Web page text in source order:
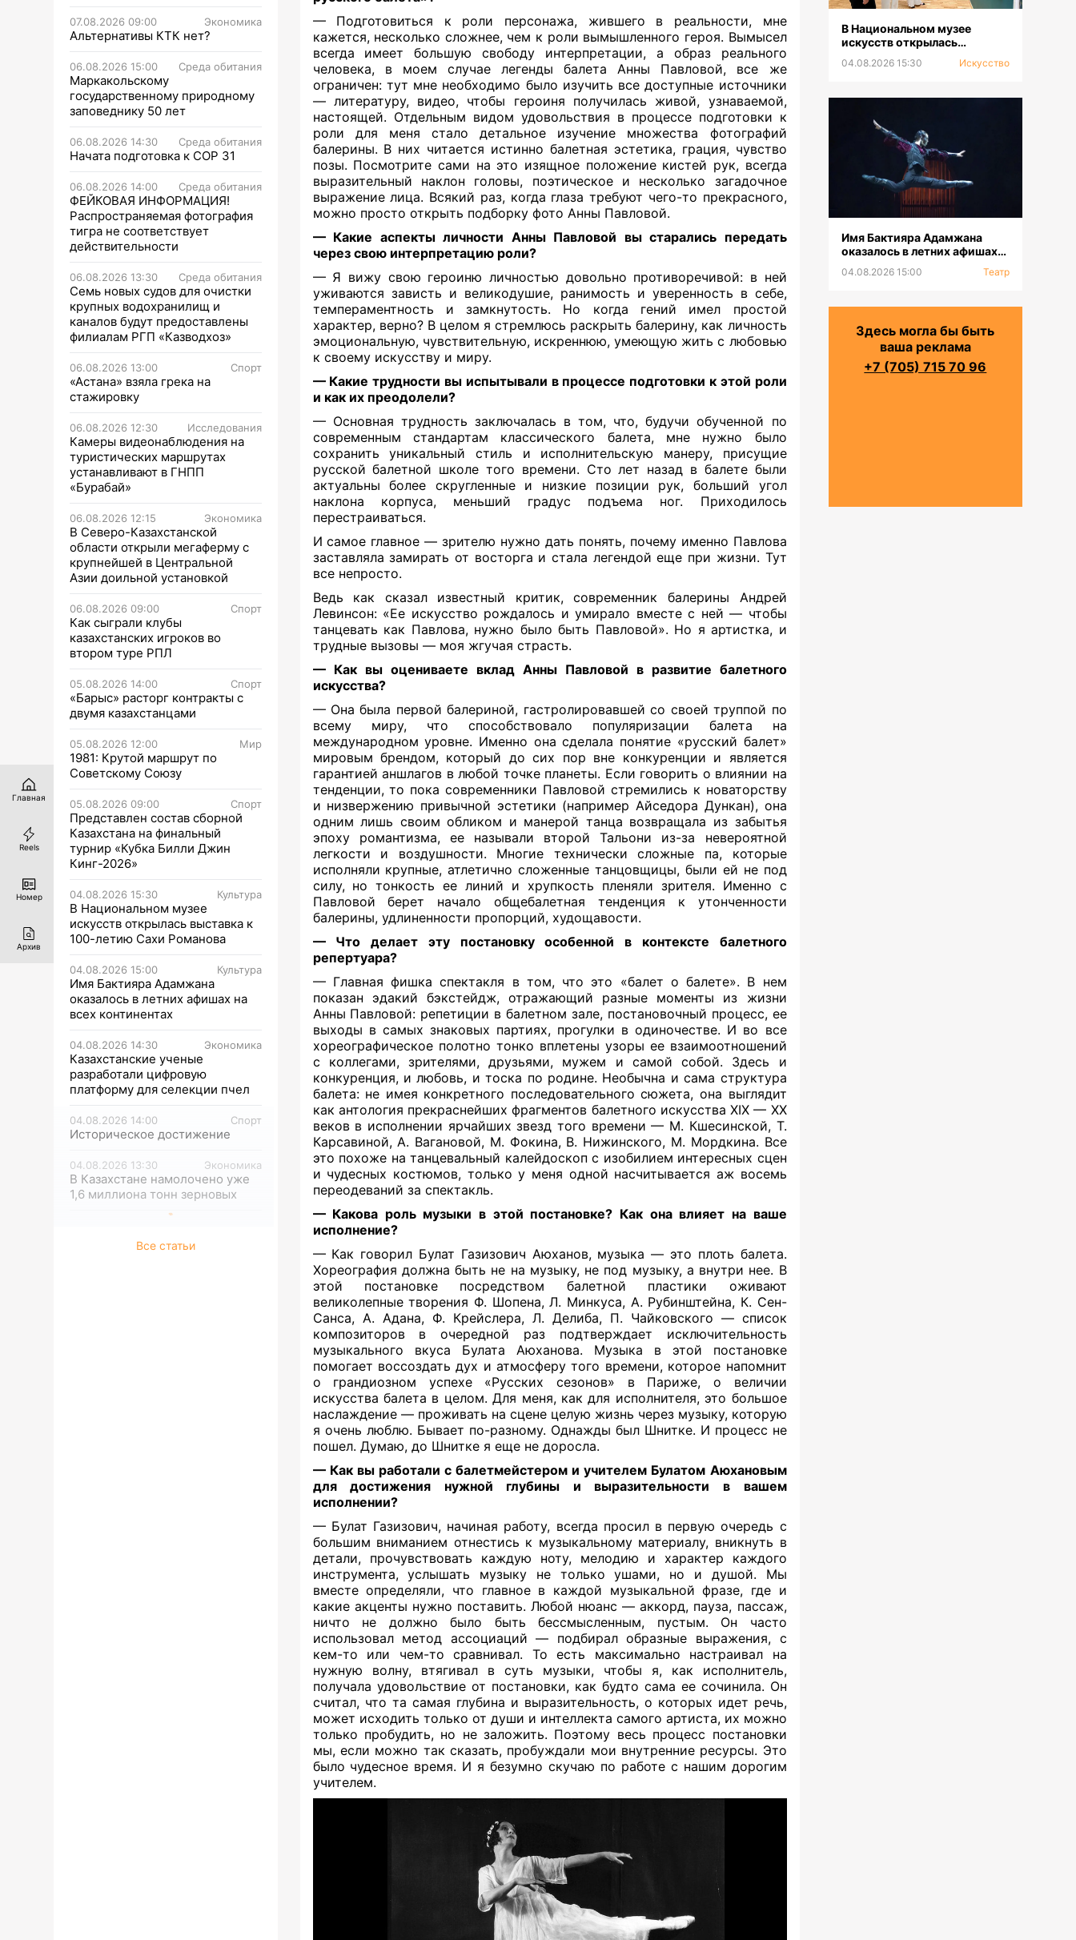
07.08.2026 09:00 Экономика
Альтернативы КТК нет?
06.08.2026 15:00 Среда обитания
Маркакольскому
государственному природному
заповеднику 50 лет
06.08.2026 14:30 Среда обитания
Начата подготовка к СОР 31
06.08.2026 14:00 Среда обитания
ФЕЙКОВАЯ ИНФОРМАЦИЯ!
Распространяемая фотография
тигра не соответствует
действительности
06.08.2026 13:30 Среда обитания
Семь новых судов для очистки
крупных водохранилищ и
каналов будут предоставлены
филиалам РГП «Казводхоз»
06.08.2026 13:00 Спорт
«Астана» взяла грека на
стажировку
06.08.2026 12:30 Исследования
Камеры видеонаблюдения на
туристических маршрутах
устанавливают в ГНПП
«Бурабай»
06.08.2026 12:15 Экономика
В Северо-Казахстанской
области открыли мегаферму с
крупнейшей в Центральной
Азии доильной установкой
06.08.2026 09:00 Спорт
Как сыграли клубы
казахстанских игроков во
втором туре РПЛ
05.08.2026 14:00 Спорт
«Барыс» расторг контракты с
двумя казахстанцами
05.08.2026 12:00 Мир
1981: Крутой маршрут по
Советскому Союзу
05.08.2026 09:00 Спорт
Представлен состав сборной
Казахстана на финальный
турнир «Кубка Билли Джин
Кинг-2026»
04.08.2026 15:30 Культура
В Национальном музее
искусств открылась выставка к
100-летию Сахи Романова
04.08.2026 15:00 Культура
Имя Бактияра Адамжана
оказалось в летних афишах на
всех континентах
04.08.2026 14:30 Экономика
Казахстанские ученые
разработали цифровую
платформу для селекции пчел
04.08.2026 14:00 Спорт
Историческое достижение
04.08.2026 13:30 Экономика
В Казахстане намолочено уже
1,6 миллиона тонн зерновых
Все статьи
— Подготовиться к роли персонажа, жившего в реальности, мне
кажется, несколько сложнее, чем к роли вымышленного героя. Вымысел
всегда имеет большую свободу интерпретации, а образ реального
человека, в моем случае легенды балета Анны Павловой, все же
ограничен: тут мне необходимо было изучить все доступные источники
— литературу, видео, чтобы героиня получилась живой, узнаваемой,
настоящей. Отдельным видом удовольствия в процессе подготовки к
роли для меня стало детальное изучение множества фотографий
балерины. В них читается истинно балетная эстетика, грация, чувство
позы. Посмотрите сами на это изящное положение кистей рук, всегда
выразительный наклон головы, поэтическое и несколько загадочное
выражение лица. Всякий раз, когда глаза требуют чего-то прекрасного,
можно просто открыть подборку фото Анны Павловой.
— Какие аспекты личности Анны Павловой вы старались передать
через свою интерпретацию роли?
— Я вижу свою героиню личностью довольно противоречивой: в ней
уживаются зависть и великодушие, ранимость и уверенность в себе,
темпераментность и замкнутость. Но когда гений имел простой
характер, верно? В целом я стремлюсь раскрыть балерину, как личность
эмоциональную, чувствительную, искреннюю, умеющую жить с любовью
к своему искусству и миру.
— Какие трудности вы испытывали в процессе подготовки к этой роли
и как их преодолели?
— Основная трудность заключалась в том, что, будучи обученной по
современным стандартам классического балета, мне нужно было
сохранить уникальный стиль и исполнительскую манеру, присущие
русской балетной школе того времени. Сто лет назад в балете были
актуальны более скругленные и низкие позиции рук, больший угол
наклона корпуса, меньший градус подъема ног. Приходилось
перестраиваться.
И самое главное — зрителю нужно дать понять, почему именно Павлова
заставляла замирать от восторга и стала легендой еще при жизни. Тут
все непросто.
Ведь как сказал известный критик, современник балерины Андрей
Левинсон: «Ее искусство рождалось и умирало вместе с ней — чтобы
танцевать как Павлова, нужно было быть Павловой». Но я артистка, и
трудные вызовы — моя жгучая страсть.
— Как вы оцениваете вклад Анны Павловой в развитие балетного
искусства?
— Она была первой балериной, гастролировавшей со своей труппой по
всему миру, что способствовало популяризации балета на
международном уровне. Именно она сделала понятие «русский балет»
мировым брендом, который до сих пор вне конкуренции и является
гарантией аншлагов в любой точке планеты. Если говорить о влиянии на
тенденции, то пока современники Павловой стремились к новаторству
и низвержению привычной эстетики (например Айседора Дункан), она
одним лишь своим обликом и манерой танца возвращала из забытья
эпоху романтизма, ее называли второй Тальони из-за невероятной
легкости и воздушности. Многие технически сложные па, которые
исполняли крупные, атлетично сложенные танцовщицы, были ей не под
силу, но тонкость ее линий и хрупкость пленяли зрителя. Именно с
Павловой берет начало общебалетная тенденция к утонченности
балерины, удлиненности пропорций, худощавости.
— Что делает эту постановку особенной в контексте балетного
репертуара?
— Главная фишка спектакля в том, что это «балет о балете». В нем
показан эдакий бэкстейдж, отражающий разные моменты из жизни
Анны Павловой: репетиции в балетном зале, постановочный процесс, ее
выходы в самых знаковых партиях, прогулки в одиночестве. И во все
хореографическое полотно тонко вплетены узоры ее взаимоотношений
с коллегами, зрителями, друзьями, мужем и самой собой. Здесь и
конкуренция, и любовь, и тоска по родине. Необычна и сама структура
балета: не имея конкретного последовательного сюжета, она выглядит
как антология прекраснейших фрагментов балетного искусства XIX — XX
веков в исполнении ярчайших звезд того времени — М. Кшесинской, Т.
Карсавиной, А. Вагановой, М. Фокина, В. Нижинского, М. Мордкина. Все
это похоже на танцевальный калейдоскоп с изобилием интересных сцен
и чудесных костюмов, только у меня одной насчитывается аж восемь
переодеваний за спектакль.
— Какова роль музыки в этой постановке? Как она влияет на ваше
исполнение?
— Как говорил Булат Газизович Аюханов, музыка — это плоть балета.
Хореография должна быть не на музыку, не под музыку, а внутри нее. В
этой постановке посредством балетной пластики оживают
великолепные творения Ф. Шопена, Л. Минкуса, А. Рубинштейна, К. Сен-
Санса, А. Адана, Ф. Крейслера, Л. Делиба, П. Чайковского — список
композиторов в очередной раз подтверждает исключительность
музыкального вкуса Булата Аюханова. Музыка в этой постановке
помогает воссоздать дух и атмосферу того времени, которое напомнит
о грандиозном успехе «Русских сезонов» в Париже, о величии
искусства балета в целом. Для меня, как для исполнителя, это большое
наслаждение — проживать на сцене целую жизнь через музыку, которую
я очень люблю. Бывает по-разному. Однажды был Шнитке. И процесс не
пошел. Думаю, до Шнитке я еще не доросла.
— Как вы работали с балетмейстером и учителем Булатом Аюхановым
для достижения нужной глубины и выразительности в вашем
исполнении?
— Булат Газизович, начиная работу, всегда просил в первую очередь с
большим вниманием отнестись к музыкальному материалу, вникнуть в
детали, прочувствовать каждую ноту, мелодию и характер каждого
инструмента, услышать музыку не только ушами, но и душой. Мы
вместе определяли, что главное в каждой музыкальной фразе, где и
какие акценты нужно поставить. Любой нюанс — аккорд, пауза, пассаж,
ничто не должно было быть бессмысленным, пустым. Он часто
использовал метод ассоциаций — подбирал образные выражения, с
кем-то или чем-то сравнивал. То есть максимально настраивал на
нужную волну, втягивал в суть музыки, чтобы я, как исполнитель,
получала удовольствие от постановки, как будто сама ее сочинила. Он
считал, что та самая глубина и выразительность, о которых идет речь,
может исходить только от души и интеллекта самого артиста, их можно
только пробудить, но не заложить. Поэтому весь процесс постановки
мы, если можно так сказать, пробуждали мои внутренние ресурсы. Это
было чудесное время. И я безумно скучаю по работе с нашим дорогим
учителем.
В Национальном музее
искусств открылась
Романова
04.08.2026 15:30 Искусство
Имя Бактияра Адамжана
оказалось в летних афишах
04.08.2026 15:00 Театр
Здесь могла бы быть
ваша реклама
+7 (705) 715 70 96
Главная
Reels
Номер
Архив